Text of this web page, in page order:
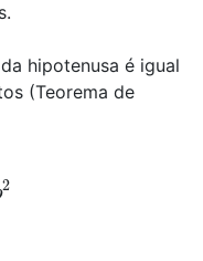
hipotenusa é igual
(Teorema de